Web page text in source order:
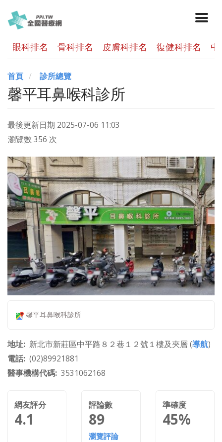
眼科排名 骨科排名 皮膚科排名 復健科排名
首頁 診所總覽
馨平耳鼻喉科診所
最後更新日期 2025-07-06 11:03
瀏覽數 356 次
馨平耳鼻喉科診所
地址 新北市新莊區中平路８２巷１２號１樓及夾層 (導航)
電話 (02)89921881
醫事機構代碼 3531062168
網友評分
4.1
評論數
89
瀏覽評論
準確度
45%